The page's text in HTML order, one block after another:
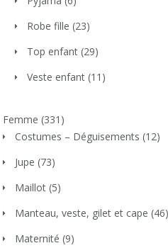
Robe fille (23)
Top enfant (29)
Veste enfant (11)
Femme (331)
Costumes – Déguisements (12)
Jupe (73)
Maillot (5)
Manteau, veste, gilet et cape (46)
Maternité (9)